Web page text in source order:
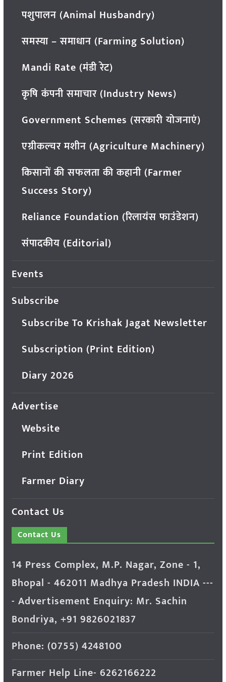
पशुपालन (Animal Husbandry)
समस्या – समाधान (Farming Solution)
Mandi Rate (मंडी रेट)
कृषि कंपनी समाचार (Industry News)
Government Schemes (सरकारी योजनाएं)
एग्रीकल्चर मशीन (Agriculture Machinery)
किसानों की सफलता की कहानी (Farmer
Success Story)
Reliance Foundation (रिलायंस फाउंडेशन)
संपादकीय (Editorial)
Events
Subscribe
Subscribe To Krishak Jagat Newsletter
Subscription (Print Edition)
Diary 2026
Advertise
Website
Print Edition
Farmer Diary
Contact Us
Contact Us
14 Press Complex, M.P. Nagar, Zone - 1,
Bhopal - 462011 Madhya Pradesh INDIA ---
- Advertisement Enquiry: Mr. Sachin
Bondriya, +91 9826021837
Phone: (0755) 4248100
Farmer Help Line- 6262166222